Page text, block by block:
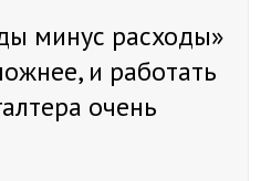
минус расходы»
и работать
очень